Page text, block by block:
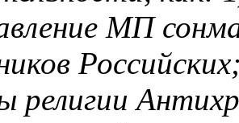
МП
религии